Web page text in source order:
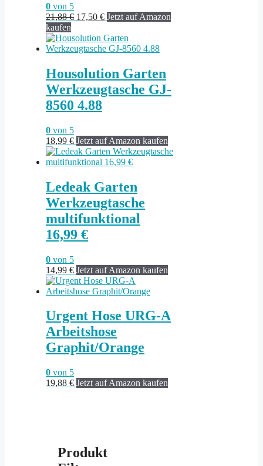
0 von 5
21,88€ Ursprünglicher
war:
21,88 €
17,50 €Aktueller
ist:
17,50 €.
Jetzt auf Amazon
kaufen
Housolution Garten
Werkzeugtasche GJ-
8560 4.88
0 von 5
18,99 € Jetzt auf Amazon kaufen
Ledeak Garten
Werkzeugtasche
multifunktional
16,99 €
0 von 5
14,99 € Jetzt auf Amazon kaufen
Urgent Hose URG-A
Arbeitshose
Graphit/Orange
0 von 5
19,88 € Jetzt auf Amazon kaufen
Produkt